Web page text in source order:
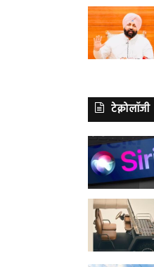
टेक्नोलॉजी